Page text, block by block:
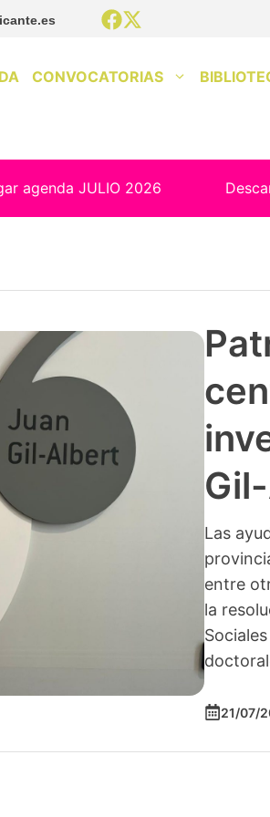
CONVOCATORIAS
agenda JULIO 2026
Las
entre
la
21/07/